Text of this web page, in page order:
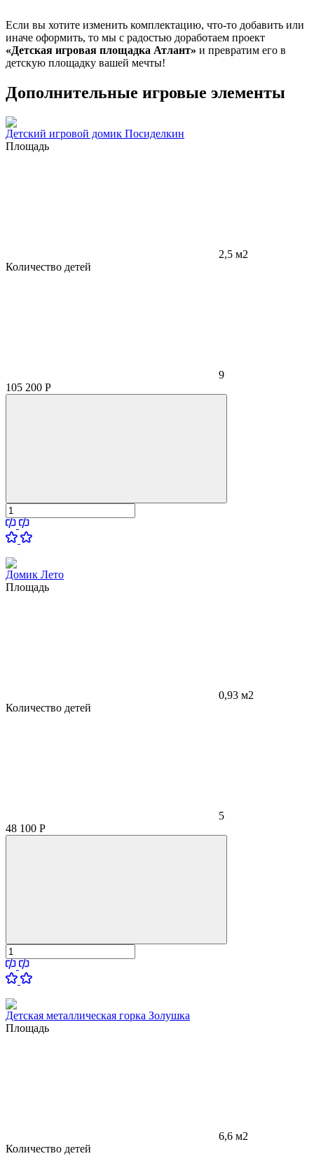
Если вы хотите изменить комплектацию, что-то добавить или
иначе оформить, то мы с радостью доработаем проект
«Детская игровая площадка Атлант» и превратим его в
детскую площадку вашей мечты!
Дополнительные игровые элементы
Детский игровой домик Посиделкин
Площадь
2,5 м2
Количество детей
9
105 200 Р
Домик Лето
Площадь
0,93 м2
Количество детей
5
48 100 Р
Детская металлическая горка Золушка
Площадь
6,6 м2
Количество детей